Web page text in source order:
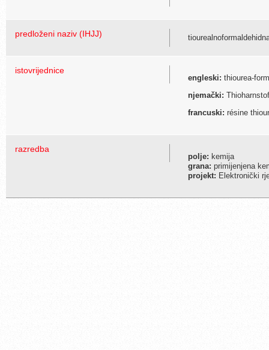
predloženi naziv (IHJJ)
istovrijednice
engleski: thiourea-
njemački:
francuski: résine
razredba
polje: kemija
grana: primijenjena
projekt: Elektronički